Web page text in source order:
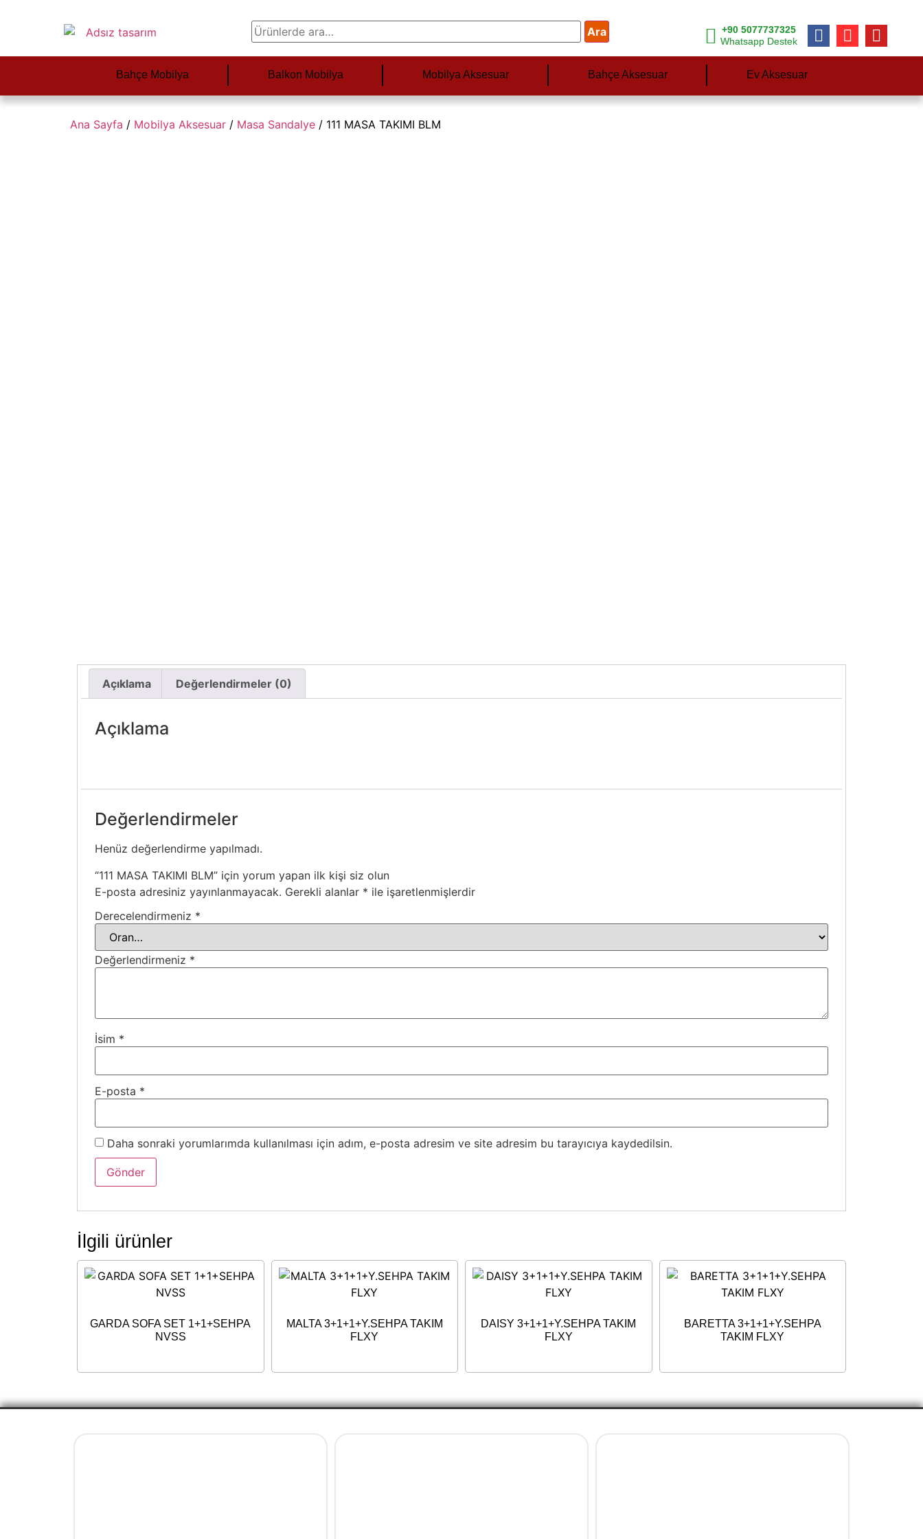
Ara
+90 5077737325
Whatsapp Destek
Bahçe Mobilya Balkon Mobilya Mobilya Aksesuar Bahçe Aksesuar Ev Aksesuar
Ana Sayfa / Mobilya Aksesuar / Masa Sandalye / 111 MASA TAKIMI BLM
Açıklama Değerlendirmeler (0)
Açıklama
Değerlendirmeler
Henüz değerlendirme yapılmadı.
“111 MASA TAKIMI BLM” için yorum yapan ilk kişi siz olun
E-posta adresiniz yayınlanmayacak. Gerekli alanlar * ile işaretlenmişlerdir
Derecelendirmeniz *
Değerlendirmeniz *
İsim *
E-posta *
Daha sonraki yorumlarımda kullanılması için adım, e-posta adresim ve site adresim bu tarayıcıya kaydedilsin.
İlgili ürünler
GARDA SOFA SET 1+1+SEHPA
NVSS
MALTA 3+1+1+Y.SEHPA TAKIM
FLXY
DAISY 3+1+1+Y.SEHPA TAKIM
FLXY
BARETTA 3+1+1+Y.SEHPA
TAKIM FLXY